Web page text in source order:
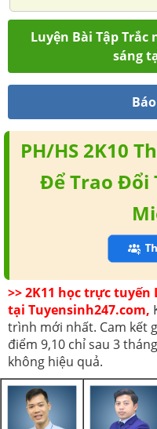
Luyện Bài Tập Trắc
sáng
PH/HS 2K10
Để Trao Đổi
>> 2K11 học trực tuyến
tại Tuyensinh247.com,
trình mới nhất. Cam kết
điểm 9,10 chỉ sau 3
không hiệu quả.